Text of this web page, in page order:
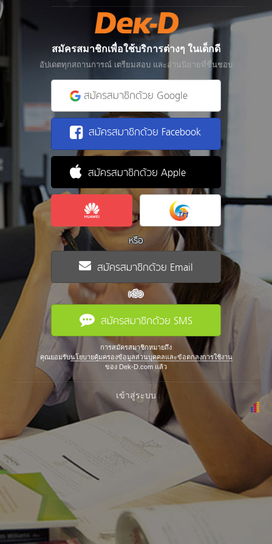
สมัครสมาชิกเพื่อใช้บริการต่างๆ ในเด็กดี
อัปเดตทุกสถานการณ์ เตรียมสอบ และอ่านนิยายที่ชื่นชอบ
สมัครสมาชิกด้วย Google
สมัครสมาชิกด้วย Facebook
สมัครสมาชิกด้วย Apple
หรือ
สมัครสมาชิกด้วย Email
หรือ
สมัครสมาชิกด้วย SMS
การสมัครสมาชิกหมายถึง
คุณยอมรับนโยบายคุ้มครองข้อมูลส่วนบุคคลและข้อตกลงการใช้งาน
ของ Dek-D.com แล้ว
เข้าสู่ระบบ